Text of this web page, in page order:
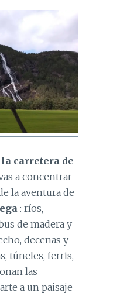
carretera de
a concentrar
la aventura de
: ríos,
de madera y
decenas y
túneles, ferris,
las
a un paisaje